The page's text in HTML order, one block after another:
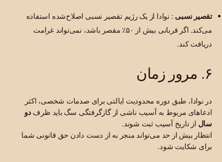
تقصیر نسبی : نوادا از یک رژیم تقصیر نسبی اصلاح‌شده استفاده
می‌کند. اگر قربانی بیش از ۵۰٪ مقصر باشد، نمی‌تواند غرامت
دریافت کند.
۶. مرور زمان
در نوادا، طبق دوره محدودیت ایالتی برای صدمات شخصی، اکثر
ادعاهای مربوط به آسیب ناشی از گازگرفتگی سگ باید ظرفدو
سال از تاریخ آسیب ثبت شوند.
انتظار بیش از حد می‌تواند منجر به از دست دادن حق قانونی شما
برای شکایت شود.